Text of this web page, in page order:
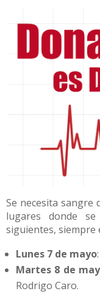
Se necesita sangre
lugares donde
siguientes, siempre
Lunes 7 de mayo
Martes 8 de
Rodrigo Caro.